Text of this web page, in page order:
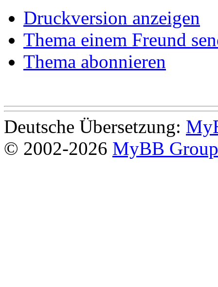
Druckversion anzeigen
Thema einem Freund
Thema abonnieren
Deutsche Übersetzung:
© 2002-2026 MyBB Group